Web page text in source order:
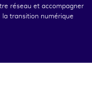
réseau et accompagner
la transition numérique